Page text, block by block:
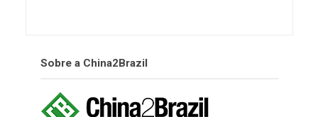
Sobre a China2Brazil